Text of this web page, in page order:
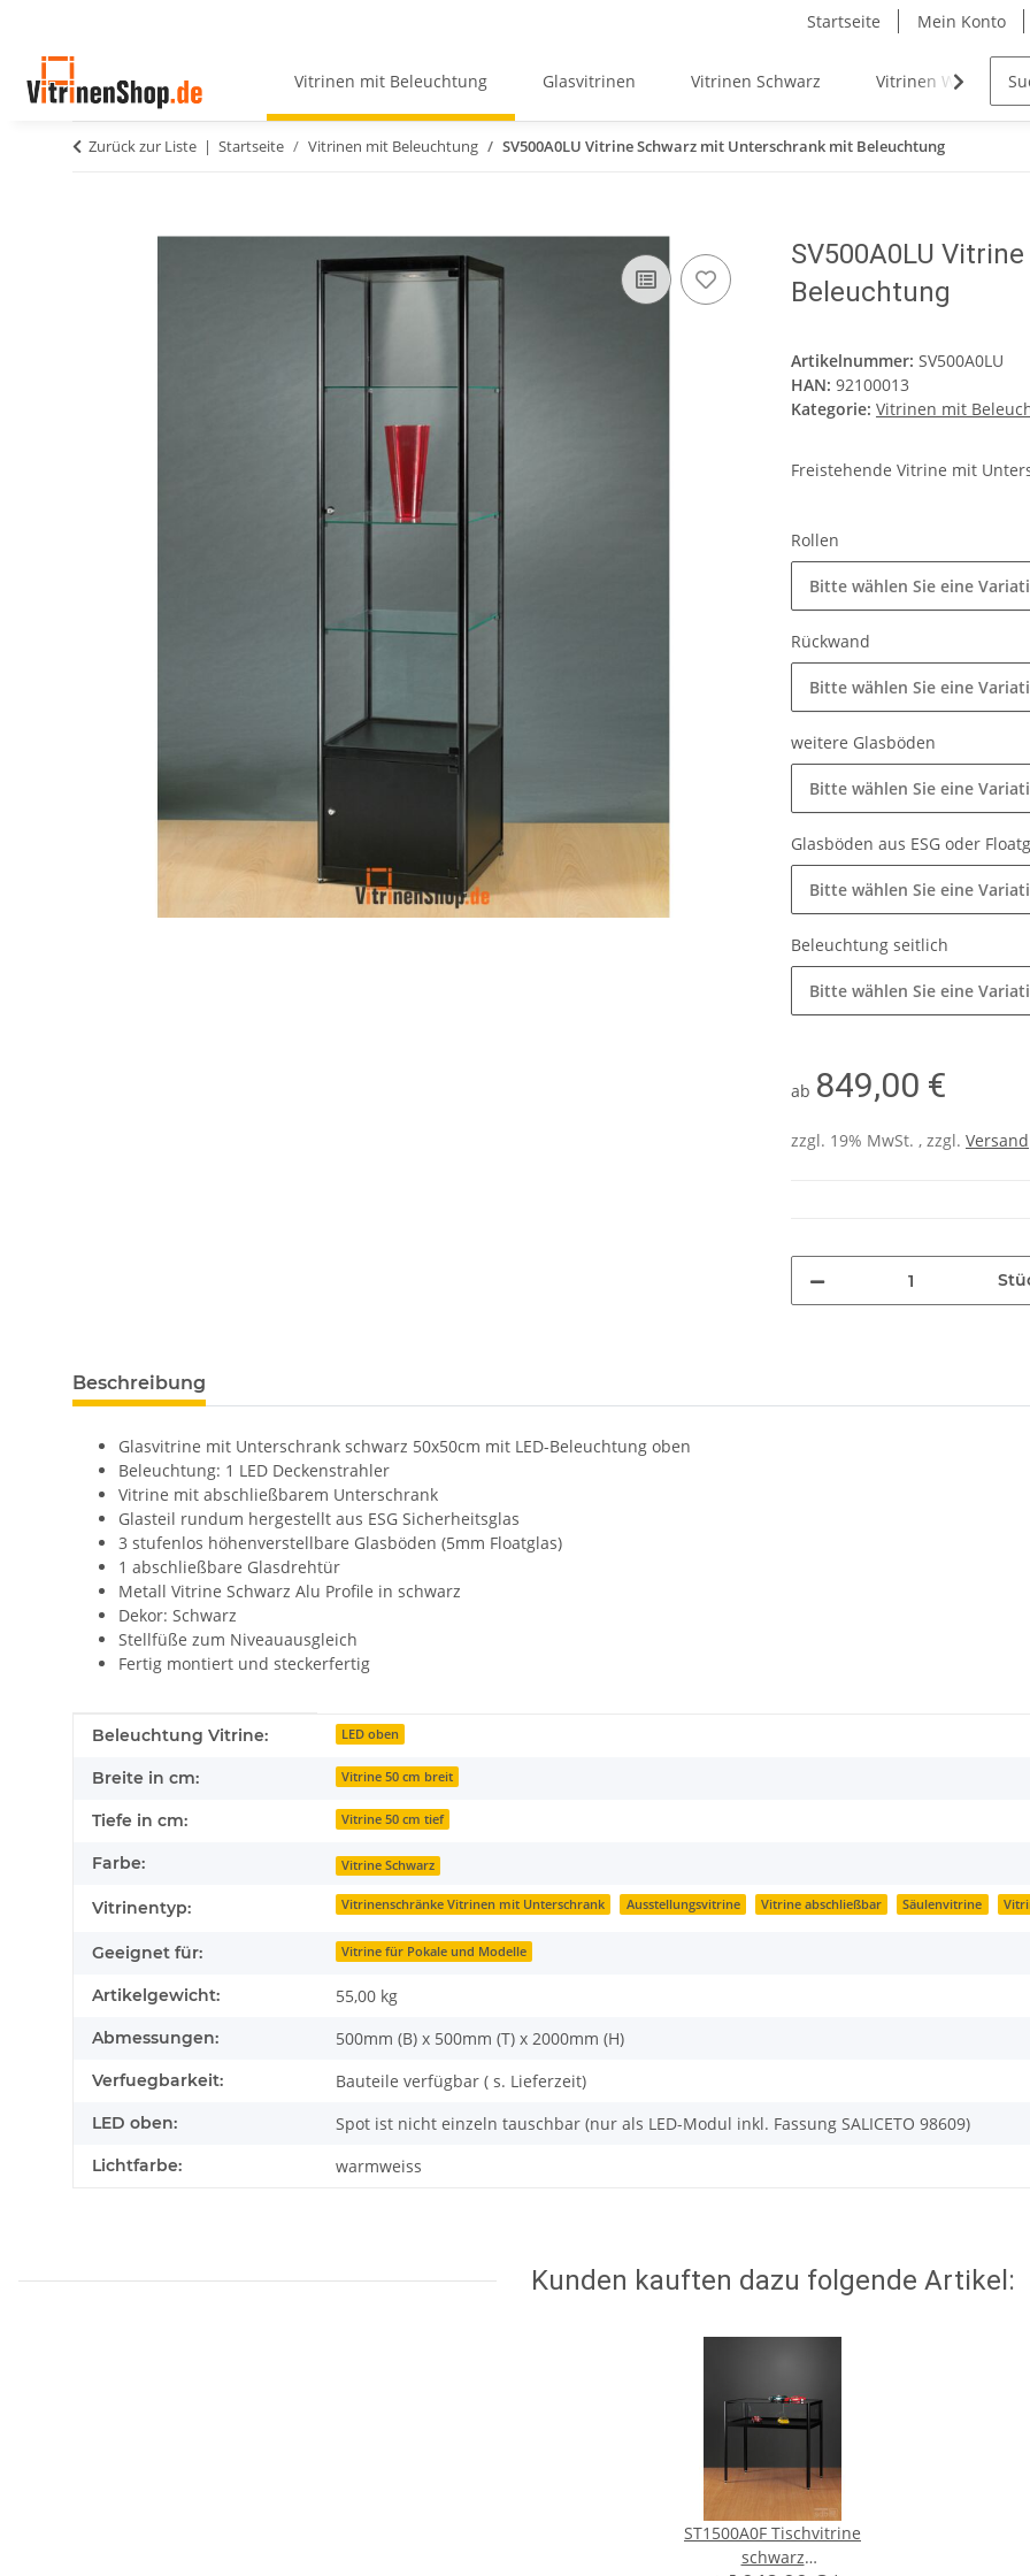
Startseite Mein Konto
Vitrinen mit Beleuchtung Glasvitrinen Vitrinen Schwarz Vitrinen Weiß
Zurück zur Liste Startseite Vitrinen mit Beleuchtung SV500A0LU Vitrine Schwarz mit Unterschrank mit Beleuchtung
SV500A0LU
Beleuchtung
Artikelnummer: SV500A0LU
HAN: 92100013
Kategorie: Vitrinen mit
Freistehende Vitrine mit
Rollen
Bitte wählen Sie eine
Rückwand
Bitte wählen Sie eine
weitere Glasböden
Bitte wählen Sie eine
Glasböden aus ESG oder
Bitte wählen Sie eine
Beleuchtung seitlich
Bitte wählen Sie eine
ab 849,00 €
zzgl. 19% MwSt. , zzgl. Versand
Beschreibung
Glasvitrine mit Unterschrank schwarz 50x50cm mit LED-Beleuchtung oben
Beleuchtung: 1 LED Deckenstrahler
Vitrine mit abschließbarem Unterschrank
Glasteil rundum hergestellt aus ESG Sicherheitsglas
3 stufenlos höhenverstellbare Glasböden (5mm Floatglas)
1 abschließbare Glasdrehtür
Metall Vitrine Schwarz Alu Profile in schwarz
Dekor: Schwarz
Stellfüße zum Niveauausgleich
Fertig montiert und steckerfertig
Produkteigenschaft
Wert
Beleuchtung Vitrine: LED oben
Breite in cm: Vitrine 50 cm breit
Tiefe in cm: Vitrine 50 cm tief
Farbe: Vitrine Schwarz
Vitrinentyp: Vitrinenschränke Vitrinen mit Unterschrank Ausstellungsvitrine Vitrine abschließbar Säulenvitrine
Geeignet für: Vitrine für Pokale und Modelle
Artikelgewicht: 55,00 kg
Abmessungen: 500mm (B) x 500mm (T) x 2000mm (H)
Verfuegbarkeit: Bauteile verfügbar ( s. Lieferzeit)
LED oben: Spot ist nicht einzeln tauschbar (nur als LED-Modul inkl. Fassung SALICETO 98609)
Lichtfarbe: warmweiss
Kunden kauften dazu folgende Artikel:
ST1500A0F Tischvitrine
schwarz